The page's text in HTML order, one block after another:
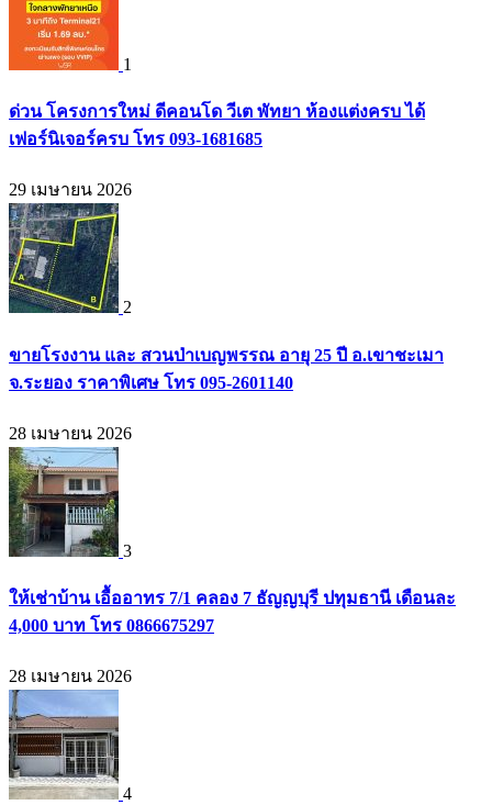
1
ด่วน โครงการใหม่ ดีคอนโด วีเต พัทยา ห้องแต่งครบ ได้
เฟอร์นิเจอร์ครบ โทร 093-1681685
29 เมษายน 2026
2
ขายโรงงาน และ สวนป่าเบญพรรณ อายุ 25 ปี อ.เขาชะเมา
จ.ระยอง ราคาพิเศษ โทร 095-2601140
28 เมษายน 2026
3
ให้เช่าบ้าน เอื้ออาทร 7/1 คลอง 7 ธัญญบุรี ปทุมธานี เดือนละ
4,000 บาท โทร 0866675297
28 เมษายน 2026
4